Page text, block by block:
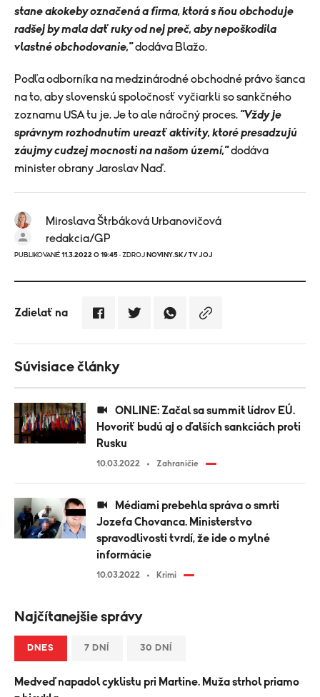
stane akokeby označená a firma, ktorá s ňou obchoduje
radšej by mala dať ruky od nej preč, aby nepoškodila
vlastné obchodovanie,"dodáva Blažo.
Podľa odborníka na medzinárodné obchodné právo šanca
na to, aby slovenskú spoločnosť vyčiarkli so sankčného
zoznamu USA tu je. Je to ale náročný proces. "Vždy je
správnym rozhodnutím ureazť aktivity, ktoré presadzujú
záujmy cudzej mocnosti na našom území,"dodáva
minister obrany Jaroslav Naď.
Miroslava Štrbáková Urbanovičová
redakcia/GP
PUBLIKOVANÉ 11.3.2022 O 19:45 · ZDROJ NOVINY.SK/ TV JOJ
Zdielať na
Súvisiace články
Hovoriť budú aj o ďalších sankciách proti
Rusku
10.03.2022 Zahraničie
Jozefa Chovanca. Ministerstvo
spravodlivosti tvrdí, že ide o mylné
informácie
10.03.2022 Krimi
Najčítanejšie správy
DNES 7 DNÍ 30 DNÍ
Medveď napadol cyklistu pri Martine. Muža strhol priamo